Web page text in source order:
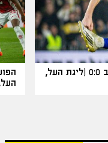
בית"ר ירושלים – מכבי תל אביב 0:0 (ליגת העל,
העל,